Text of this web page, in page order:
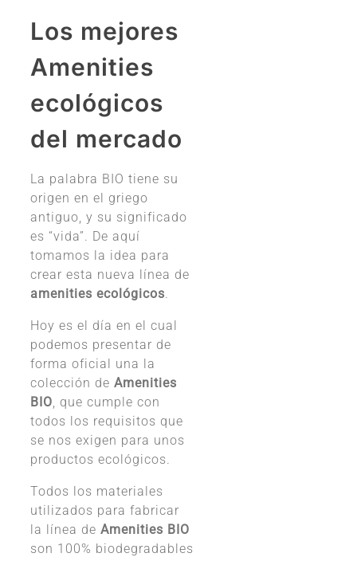
Los mejores
Amenities
ecológicos
del mercado
La palabra BIO tiene su
origen en el griego
antiguo, y su significado
es “vida”. De aquí
tomamos la idea para
crear esta nueva línea de
amenities ecológicos.
Hoy es el día en el cual
podemos presentar de
forma oficial una la
colección de Amenities
BIO, que cumple con
todos los requisitos que
se nos exigen para unos
productos ecológicos.
Todos los materiales
utilizados para fabricar
la línea de Amenities BIO
son 100% biodegradables